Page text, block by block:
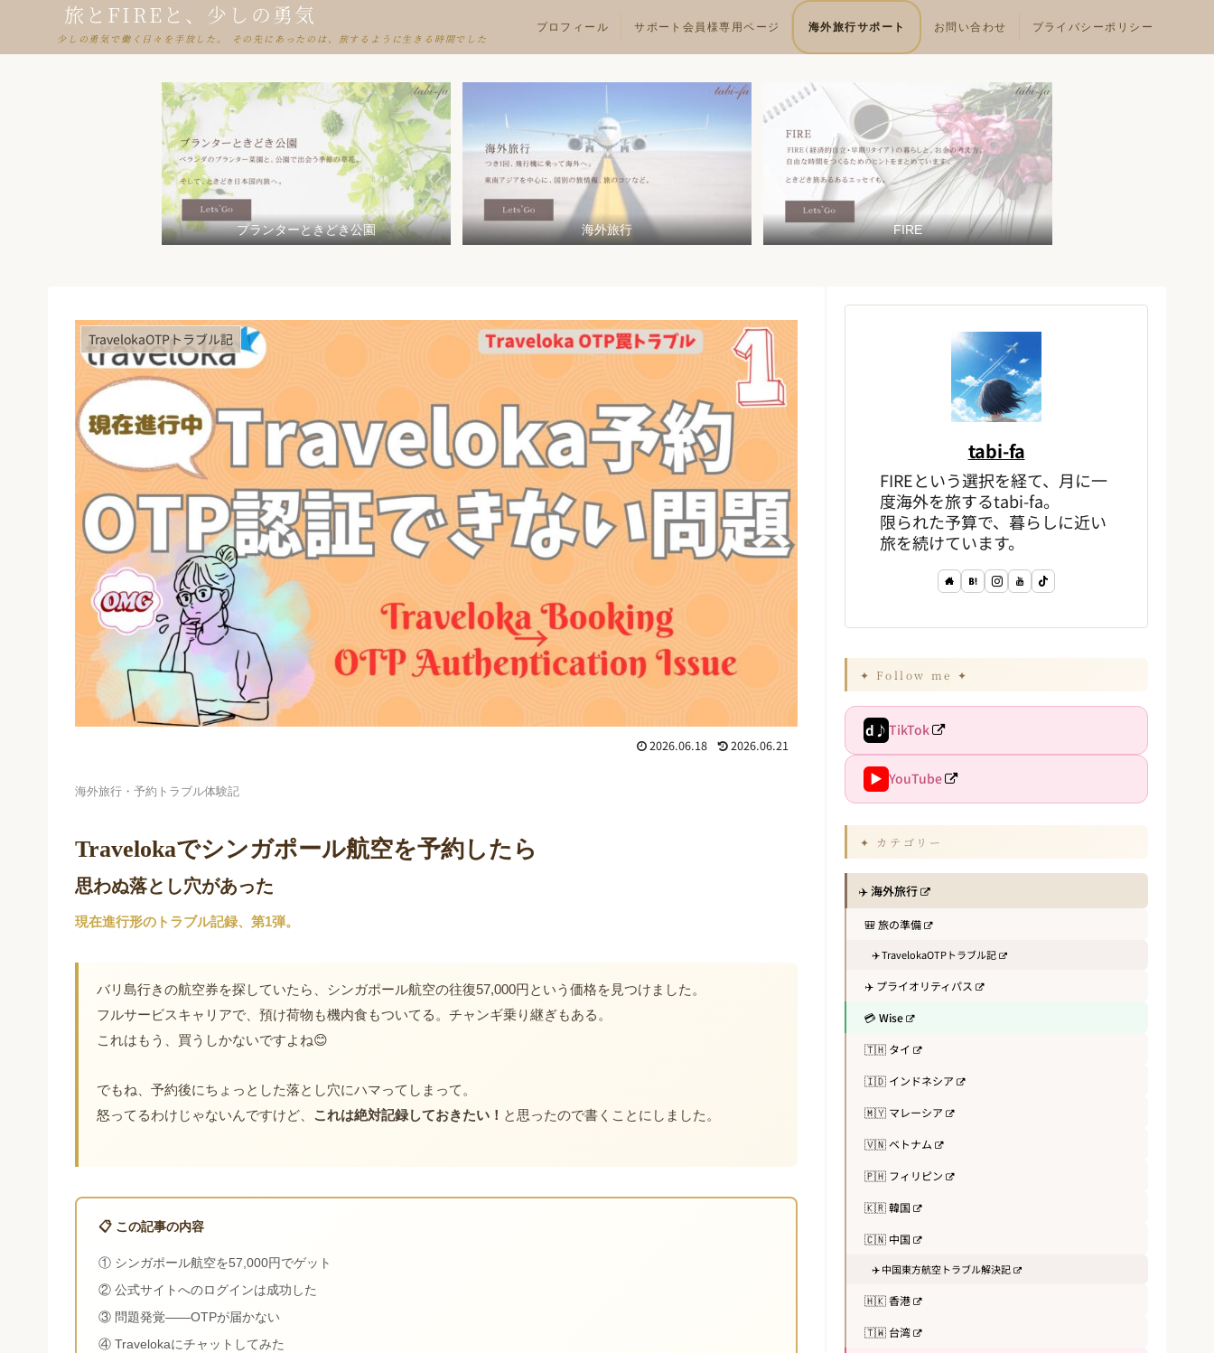
旅とFIREと、少しの勇気
少しの勇気で働く日々を手放した。 その先にあったのは、旅するように生きる時間でした
プロフィール サポート会員様専用ページ 海外旅行サポート お問い合わせ プライバシーポリシー
プランターときどき公園 海外旅行 FIRE
TravelokaOTPトラブル記
2026.06.18 2026.06.21
海外旅行・予約トラブル体験記
Travelokaでシンガポール航空を予約したら
思わぬ落とし穴があった
現在進行形のトラブル記録、第1弾。
バリ島行きの航空券を探していたら、シンガポール航空の往復57,000円という価格を見つけました。
フルサービスキャリアで、預け荷物も機内食もついてる。チャンギ乗り継ぎもある。
これはもう、買うしかないですよね😊
でもね、予約後にちょっとした落とし穴にハマってしまって。
怒ってるわけじゃないんですけど、 これは絶対記録しておきたい！ と思ったので書くことにしました。
📋 この記事の内容
① シンガポール航空を57,000円でゲット
② 公式サイトへのログインは成功した
③ 問題発覚——OTPが届かない
④ Travelokaにチャットしてみた
tabi-fa
FIREという選択を経て、月に一
度海外を旅するtabi-fa。
限られた予算で、暮らしに近い
旅を続けています。
✦ Follow me ✦
d♪ TikTok
▶ YouTube
✦ カテゴリー
✈️ 海外旅行
🎒 旅の準備
✈️ TravelokaOTPトラブル記
✈️ プライオリティパス
💳 Wise
🇹🇭 タイ
🇮🇩 インドネシア
🇲🇾 マレーシア
🇻🇳 ベトナム
🇵🇭 フィリピン
🇰🇷 韓国
🇨🇳 中国
✈️ 中国東方航空トラブル解決記
🇭🇰 香港
🇹🇼 台湾